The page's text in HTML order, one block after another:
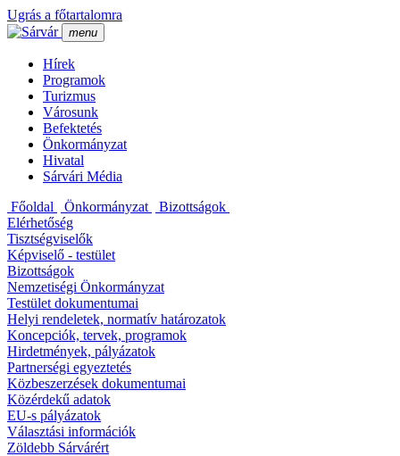
Ugrás a főtartalomra
menu
Hí­rek
Programok
Turizmus
Városunk
Befektetés
Önkormányzat
Hivatal
Sárvári Média
Főoldal
Önkormányzat
Bizottságok
Elérhetőség
Tisztségviselők
Képviselő - testület
Bizottságok
Nemzetiségi Önkormányzat
Testület dokumentumai
Helyi rendeletek, normatí­v határozatok
Koncepciók, tervek, programok
Hirdetmények, pályázatok
Partnerségi egyeztetés
Közbeszerzések dokumentumai
Közérdekű adatok
EU-s pályázatok
Választási információk
Zöldebb Sárvárért